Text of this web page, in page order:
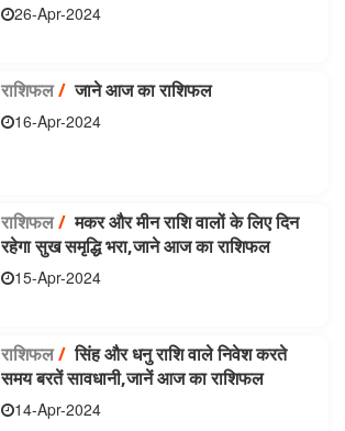
26-Apr-2024
राशिफल/जाने आज का राशिफल
16-Apr-2024
राशिफल/मकर और मीन राशि वालों के लिए दिन
रहेगा सुख समृद्धि भरा,जाने आज का राशिफल
15-Apr-2024
राशिफल/सिंह और धनु राशि वाले निवेश करते
समय बरतें सावधानी,जानें आज का राशिफल
14-Apr-2024